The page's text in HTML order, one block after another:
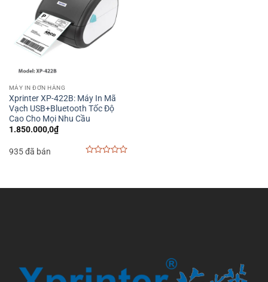
MÁY IN ĐƠN HÀNG
Xprinter XP-422B: Máy In Mã
Vạch USB+Bluetooth Tốc Độ
Cao Cho Mọi Nhu Cầu
1.850.000,0₫
935 đã bán
5